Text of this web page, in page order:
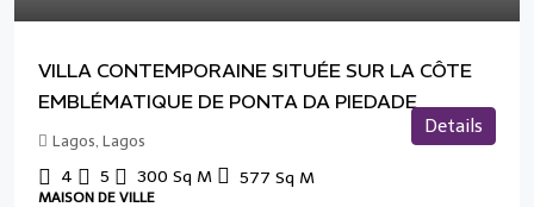
VILLA CONTEMPORAINE SITUÉE SUR LA CÔTE
EMBLÉMATIQUE DE PONTA DA PIEDADE
Lagos, Lagos
4 5 300 Sq M 577 Sq M
MAISON DE VILLE
Details